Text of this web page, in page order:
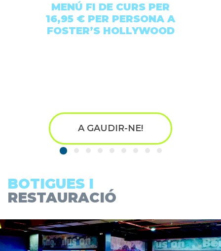
MENÚ FI DE CURS PER
16,95 € PER PERSONA A
FOSTER’S HOLLYWOOD
A GAUDIR-NE!
BOTIGUES I
RESTAURACIÓ